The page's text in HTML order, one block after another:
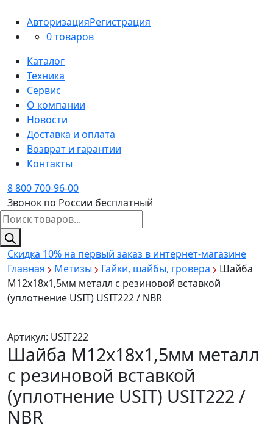
АвторизацияРегистрация
0 товаров
Каталог
Техника
Сервис
О компании
Новости
Доставка и оплата
Возврат и гарантии
Контакты
8 800 700-96-00
Звонок по России бесплатный
Поиск
товаров
Скидка 10% на первый заказ в интернет-магазине
Главная
Метизы Гайки, шайбы, гровера
Шайба
М12х18х1,5мм металл с резиновой вставкой
(уплотнение USIT) USIT222 / NBR
Артикул: USIT222
Шайба М12х18х1,5мм металл
с резиновой вставкой
(уплотнение USIT) USIT222 /
NBR